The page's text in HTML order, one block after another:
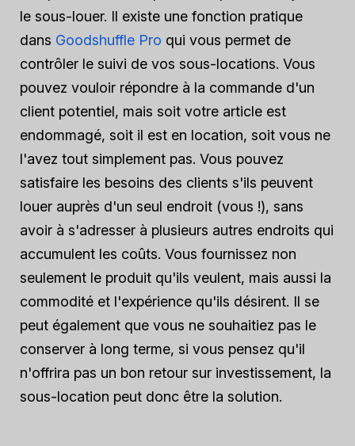
le sous-louer. Il existe une fonction pratique
dans Goodshuffle Pro qui vous permet de
contrôler le suivi de vos sous-locations. Vous
pouvez vouloir répondre à la commande d'un
client potentiel, mais soit votre article est
endommagé, soit il est en location, soit vous ne
l'avez tout simplement pas. Vous pouvez
satisfaire les besoins des clients s'ils peuvent
louer auprès d'un seul endroit (vous !), sans
avoir à s'adresser à plusieurs autres endroits qui
accumulent les coûts. Vous fournissez non
seulement le produit qu'ils veulent, mais aussi la
commodité et l'expérience qu'ils désirent. Il se
peut également que vous ne souhaitiez pas le
conserver à long terme, si vous pensez qu'il
n'offrira pas un bon retour sur investissement, la
sous-location peut donc être la solution.